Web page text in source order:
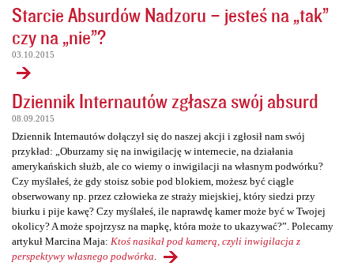
Starcie Absurdów Nadzoru – jesteś na „tak”
czy na „nie”?
03.10.2015
Dziennik Internautów zgłasza swój absurd
08.09.2015
Dziennik Internautów dołączył się do naszej akcji i zgłosił nam swój
przykład: „Oburzamy się na inwigilację w internecie, na działania
amerykańskich służb, ale co wiemy o inwigilacji na własnym podwórku?
Czy myślałeś, że gdy stoisz sobie pod blokiem, możesz być ciągle
obserwowany np. przez człowieka ze straży miejskiej, który siedzi przy
biurku i pije kawę? Czy myślałeś, ile naprawdę kamer może być w Twojej
okolicy? A może spojrzysz na mapkę, która może to ukazywać?”. Polecamy
artykuł Marcina Maja: Ktoś nasikał pod kamerą, czyli inwigilacja z
perspektywy własnego podwórka